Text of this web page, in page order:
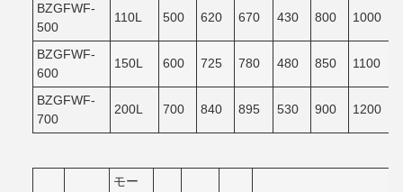
BZGFWF-
500
110L 500 620 670 430 800 1000
BZGFWF-
600
150L 600 725 780 480 850 1100
BZGFWF-
700
200L 700 840 895 530 900 1200
モー